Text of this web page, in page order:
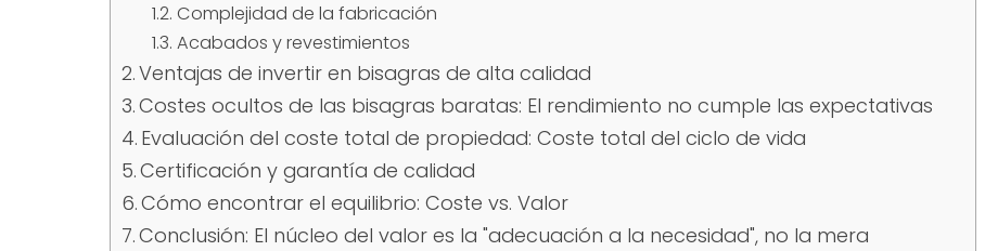
Complejidad de la fabricación
Acabados y revestimientos
Ventajas de invertir en bisagras de alta calidad
Costes ocultos de las bisagras baratas: El rendimiento no cumple las expectativas
Evaluación del coste total de propiedad: Coste total del ciclo de vida
Certificación y garantía de calidad
Cómo encontrar el equilibrio: Coste vs. Valor
Conclusión: El núcleo del valor es la "adecuación a la necesidad", no la mera